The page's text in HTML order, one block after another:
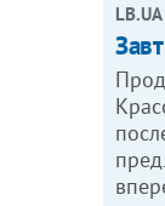
LB.UA